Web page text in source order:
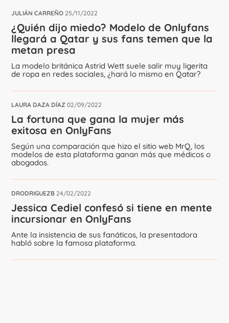
JULIÁN CARREÑO 25/11/2022
¿Quién dijo miedo? Modelo de Onlyfans
llegará a Qatar y sus fans temen que la
metan presa
La modelo británica Astrid Wett suele salir muy ligerita
de ropa en redes sociales, ¿hará lo mismo en Qatar?
LAURA DAZA DÍAZ 02/09/2022
La fortuna que gana la mujer más
exitosa en OnlyFans
Según una comparación que hizo el sitio web MrQ, los
modelos de esta plataforma ganan más que médicos o
abogados.
DRODRIGUEZB 24/02/2022
Jessica Cediel confesó si tiene en mente
incursionar en OnlyFans
Ante la insistencia de sus fanáticos, la presentadora
habló sobre la famosa plataforma.